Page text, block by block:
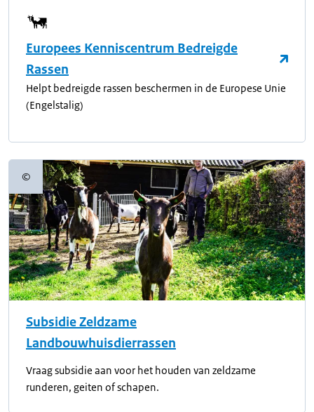
Europees Kenniscentrum Bedreigde
Rassen
Helpt bedreigde rassen beschermen in de Europese Unie
(Engelstalig)
©Copyrightinformatie
Subsidie Zeldzame
Landbouwhuisdierrassen
Vraag subsidie aan voor het houden van zeldzame
runderen, geiten of schapen.